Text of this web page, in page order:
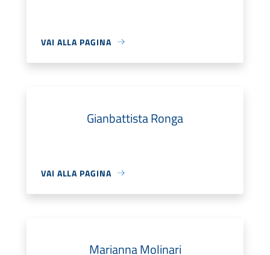
VAI ALLA PAGINA
Gianbattista Ronga
VAI ALLA PAGINA
Marianna Molinari